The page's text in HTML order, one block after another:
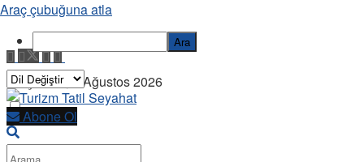
Perşembe, 6 Ağustos 2026
Abone Ol
Araç çubuğuna atla
Ara